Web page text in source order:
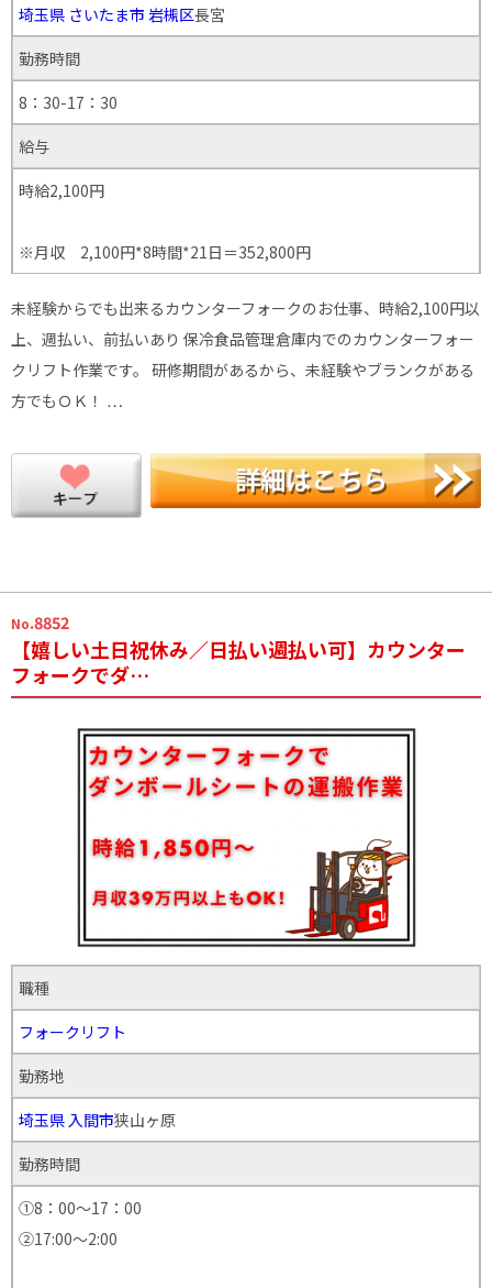
埼玉県 さいたま市 岩槻区長宮
勤務時間
8：30-17：30
給与
時給2,100円
※月収 2,100円*8時間*21日＝352,800円
未経験からでも出来るカウンターフォークのお仕事、時給2,100円以
上、週払い、前払いあり 保冷食品管理倉庫内でのカウンターフォー
クリフト作業です。 研修期間があるから、未経験やブランクがある
方でもＯＫ！ …
No.8852
【嬉しい土日祝休み／日払い週払い可】カウンター
フォークでダ…
職種
フォークリフト
勤務地
埼玉県入間市狭山ヶ原
勤務時間
①8：00～17：00
②17:00～2:00